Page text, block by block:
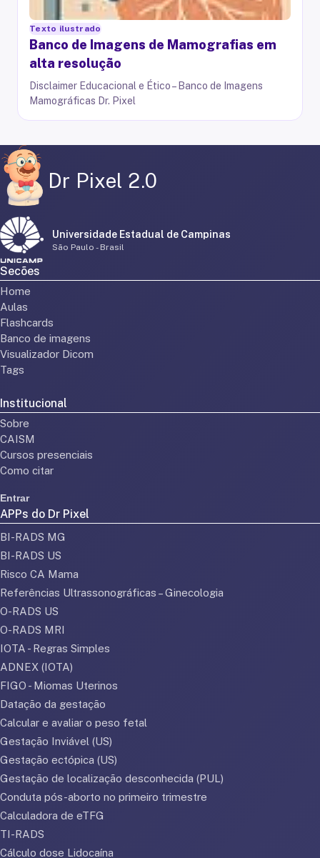
Texto ilustrado
Banco de Imagens de Mamografias em
alta resolução
Disclaimer Educacional e Ético – Banco de Imagens
Mamográficas Dr. Pixel
Dr Pixel 2.0
Universidade Estadual de Campinas
São Paulo - Brasil
Secões
Home
Aulas
Flashcards
Banco de imagens
Visualizador Dicom
Tags
Institucional
Sobre
CAISM
Cursos presenciais
Como citar
Entrar
APPs do Dr Pixel
BI-RADS MG
BI-RADS US
Risco CA Mama
Referências Ultrassonográficas – Ginecologia
O-RADS US
O-RADS MRI
IOTA - Regras Simples
ADNEX (IOTA)
FIGO - Miomas Uterinos
Datação da gestação
Calcular e avaliar o peso fetal
Gestação Inviável (US)
Gestação ectópica (US)
Gestação de localização desconhecida (PUL)
Conduta pós-aborto no primeiro trimestre
Calculadora de eTFG
TI-RADS
Cálculo dose Lidocaína